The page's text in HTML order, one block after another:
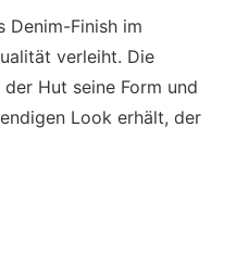
Denim-Finish im
verleiht. Die
Hut seine Form und
Look erhält, der